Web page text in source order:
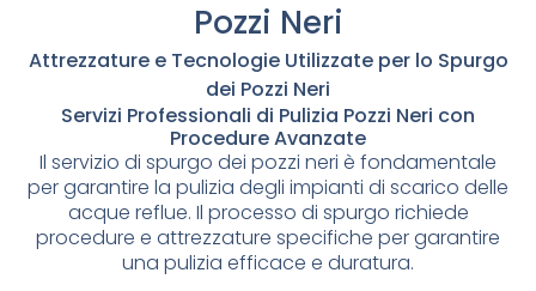
Pozzi Neri
Attrezzature e Tecnologie Utilizzate per lo Spurgo
dei Pozzi Neri
Servizi Professionali di Pulizia Pozzi Neri con
Procedure Avanzate
Il servizio di spurgo dei pozzi neri è fondamentale
per garantire la pulizia degli impianti di scarico delle
acque reflue. Il processo di spurgo richiede
procedure e attrezzature specifiche per garantire
una pulizia efficace e duratura.